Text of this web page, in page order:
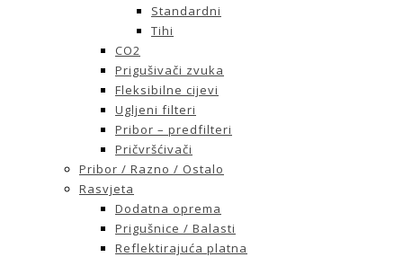
Standardni
Tihi
CO2
Prigušivači zvuka
Fleksibilne cijevi
Ugljeni filteri
Pribor – predfilteri
Pričvršćivači
Pribor / Razno / Ostalo
Rasvjeta
Dodatna oprema
Prigušnice / Balasti
Reflektirajuća platna